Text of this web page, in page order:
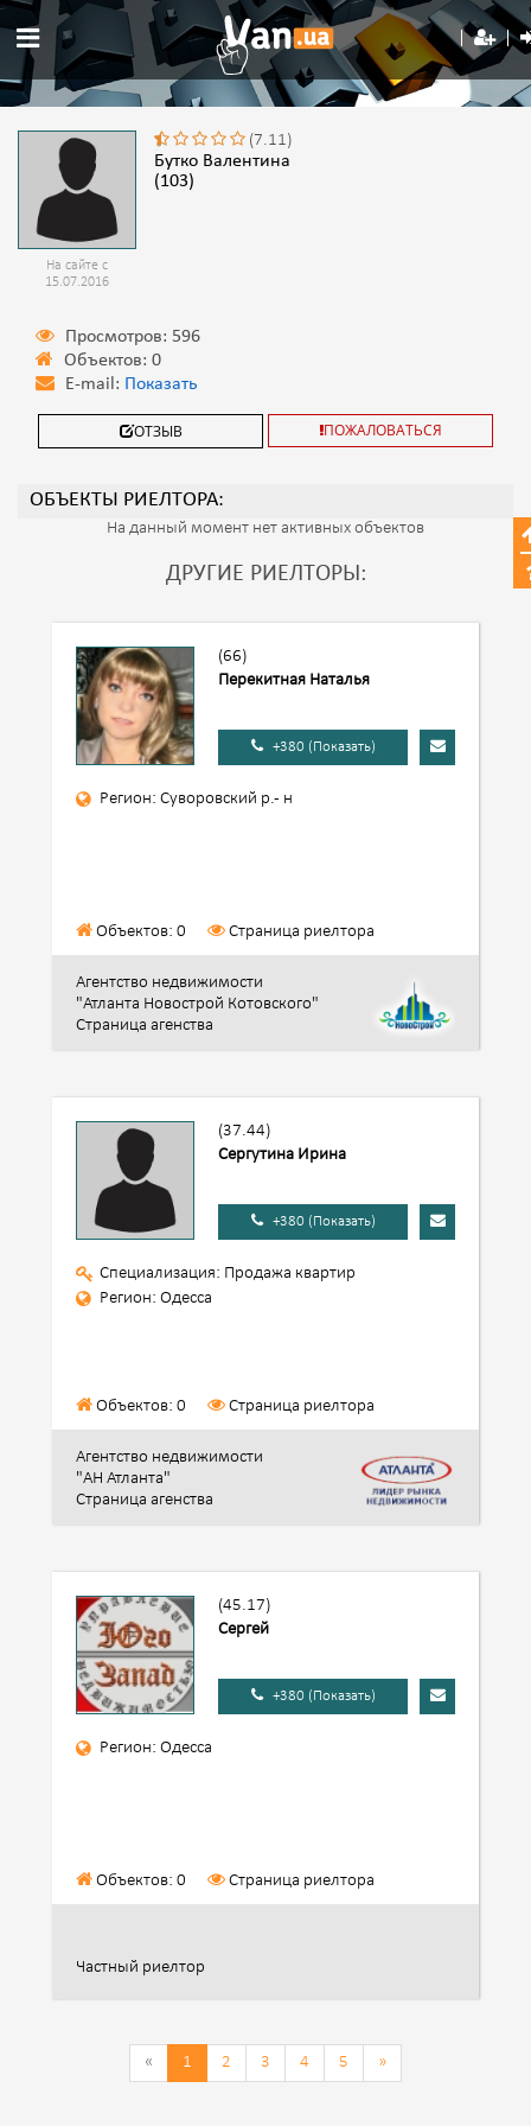
На сайте с
15.07.2016
(7.11)
Бутко Валентина
(103)
Просмотров: 596
Объектов: 0
E-mail: Показать
ОТЗЫВ ПОЖАЛОВАТЬСЯ
ОБЪЕКТЫ РИЕЛТОРА:
На данный момент нет активных объектов
ДРУГИЕ РИЕЛТОРЫ:
(66)
Перекитная Наталья
+380 (Показать)
Регион: Суворовский р.- н
Объектов: 0 Страница риелтора
Агентство недвижимости
"Атланта Новострой Котовского"
Страница агенства
(37.44)
Сергутина Ирина
+380 (Показать)
Специализация: Продажа квартир
Регион: Одесса
Объектов: 0 Страница риелтора
Агентство недвижимости
"АН Атланта"
Страница агенства
(45.17)
Сергей
+380 (Показать)
Регион: Одесса
Объектов: 0 Страница риелтора
Частный риелтор
« 1 2 3 4 5 »